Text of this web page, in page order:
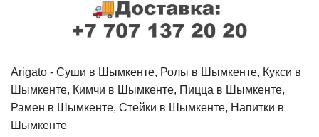
Arigato - Cуши в Шымкенте, Ролы в Шымкенте, Кукси в
Шымкенте, Кимчи в Шымкенте, Пицца в Шымкенте,
Рамен в Шымкенте, Стейки в Шымкенте, Напитки в
Шымкенте